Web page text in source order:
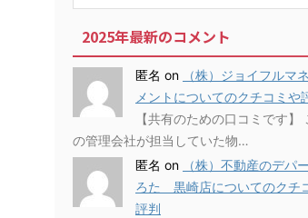
2025年最新のコメント
匿名 on
（株）ジョイフルマ
メントについてのクチコミや
【共有のための口コミです】
の管理会社が担当していた物…
匿名 on
（株）不動産のデパ
ろた 黒崎店についてのクチ
評判